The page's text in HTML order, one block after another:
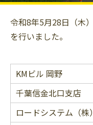
令和8年5月28日（木
を行いました。
KMビル 岡野
千葉信金北口支店
ロードシステム（株）